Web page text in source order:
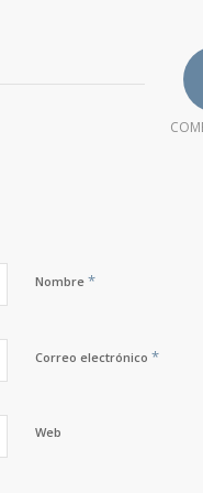
Nombre *
Correo electrónico *
Web